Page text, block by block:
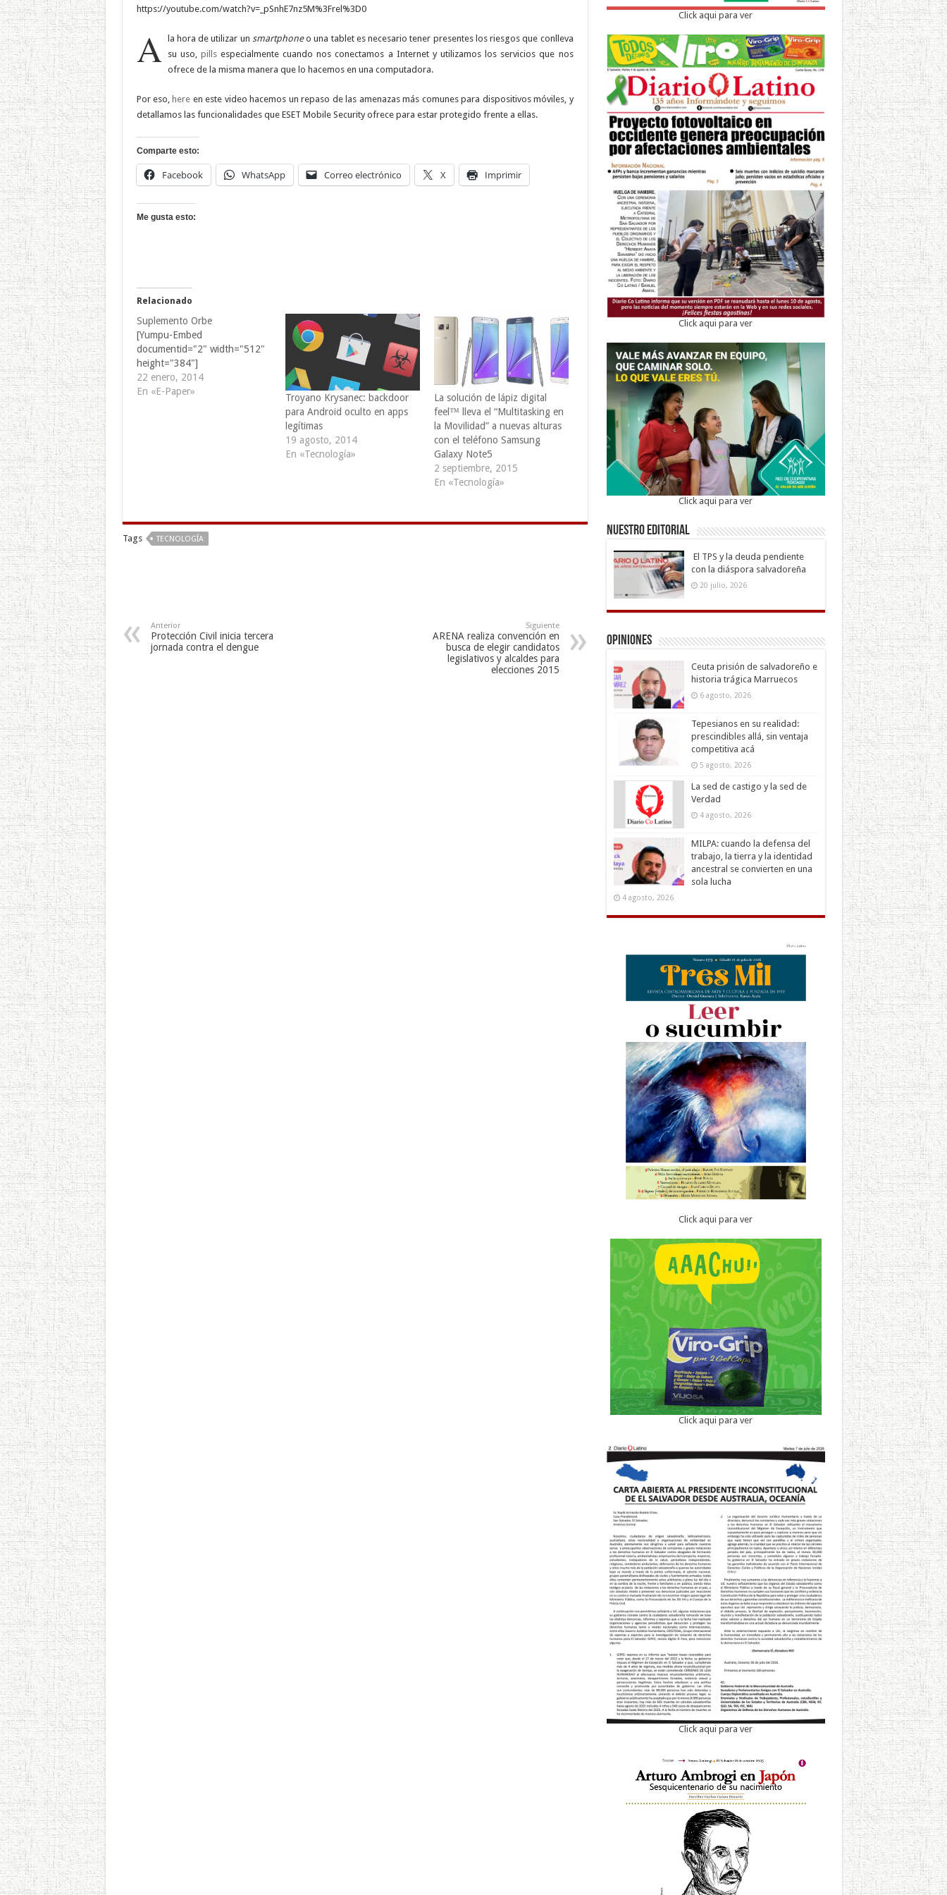
https://youtube.com/watch?v=_pSnhE7nz5M%3Frel%3D0
A la hora de utilizar un smartphoneo una tablet es necesario tener presentes los riesgos que conlleva
su uso, pillsespecialmente cuando nos conectamos a Internet y utilizamos los servicios que nos
ofrece de la misma manera que lo hacemos en una computadora.
Por eso,here en este video hacemos un repaso de las amenazas más comunes para dispositivos móviles, y
detallamos las funcionalidades que ESET Mobile Security ofrece para estar protegido frente a ellas.
Comparte esto:
Facebook WhatsApp Correo electrónico X Imprimir
Me gusta esto:
Relacionado
Suplemento Orbe
[Yumpu-Embed
documentid="2" width="512"
height="384"]
22 enero, 2014
En «E-Paper»
Troyano Krysanec: backdoor
para Android oculto en apps
legítimas
19 agosto, 2014
En «Tecnología»
La solución de lápiz digital
feel™ lleva el “Multitasking en
la Movilidad” a nuevas alturas
con el teléfono Samsung
Galaxy Note5
2 septiembre, 2015
En «Tecnología»
Tags TECNOLOGÍA
Anterior
Protección Civil inicia tercera
jornada contra el dengue
Siguiente
ARENA realiza convención en
busca de elegir candidatos
legislativos y alcaldes para
elecciones 2015
Click aqui para ver
Click aqui para ver
Click aqui para ver
Nuestro Editorial
El TPS y la deuda pendiente
con la diáspora salvadoreña
20 julio, 2026
Opiniones
Ceuta prisión de salvadoreño e
historia trágica Marruecos
6 agosto, 2026
Tepesianos en su realidad:
prescindibles allá, sin ventaja
competitiva acá
5 agosto, 2026
La sed de castigo y la sed de
Verdad
4 agosto, 2026
MILPA: cuando la defensa del
trabajo, la tierra y la identidad
ancestral se convierten en una
sola lucha
4 agosto, 2026
Click aqui para ver
Click aqui para ver
Click aqui para ver